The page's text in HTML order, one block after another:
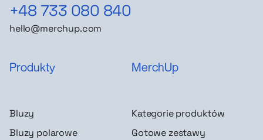
+48 733 080 840
hello@merchup.com
Produkty
Bluzy
Bluzy polarowe
MerchUp
Kategorie produktów
Gotowe zestawy